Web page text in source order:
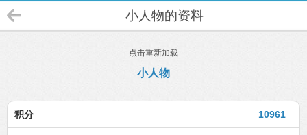
小人物的资料
点击重新加载
小人物
10961
积分